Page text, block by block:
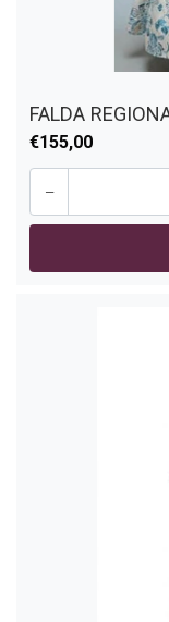
FALDA
€155,00
-